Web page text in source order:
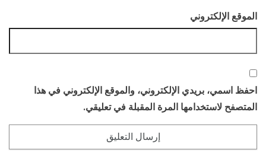
الموقع الإلكتروني
احفظ اسمي، بريدي الإلكتروني، والموقع الإلكتروني في هذا
المتصفح لاستخدامها المرة المقبلة في تعليقي.